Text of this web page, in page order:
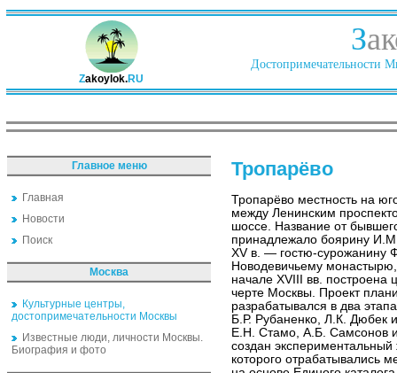
Zakoylok.RU
З
Достопримечательности
Главное меню
Главная
Новости
Поиск
Москва
Культурные центры,
достопримечательности Москвы
Известные люди, личности Москвы.
Биография и фото
Тропарёво
Тропарёво местность на
между Ленинским
шоссе. Название от
принадлежало боярину
XV в. — гостю-сурожанину
Новодевичьему
начале XVIII вв. построена
черте Москвы. Проект
разрабатывался в два
Б.Р. Рубаненко, Л.К. Дюбек
Е.Н. Стамо, А.Б. Самсонов
создан экспериментальный
которого отрабатывались